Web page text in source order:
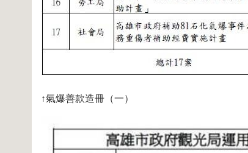
↑氣爆善款造冊（一）